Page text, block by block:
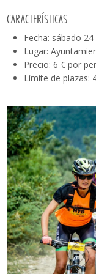
CARACTERÍSTICAS
Fecha: sábado
Lugar:
Precio: 6 € por
Límite de plazas: